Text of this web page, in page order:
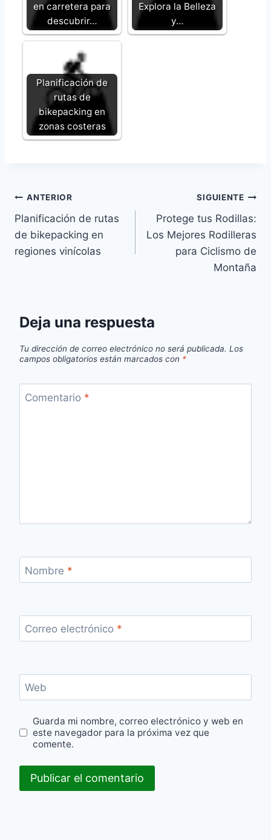
en carretera para
descubrir…
Explora la Belleza
y…
Planificación de
rutas de
bikepacking en
zonas costeras
Navegación
de
entradas
ANTERIOR
Planificación de rutas
de bikepacking en
regiones vinícolas
SIGUIENTE
Protege tus Rodillas:
Los Mejores Rodilleras
para Ciclismo de
Montaña
Deja una respuesta
Tu dirección de correo electrónico no será publicada. Los
campos obligatorios están marcados con *
Comentario *
Nombre *
Correo electrónico *
Web
Guarda mi nombre, correo electrónico y web en
este navegador para la próxima vez que
comente.